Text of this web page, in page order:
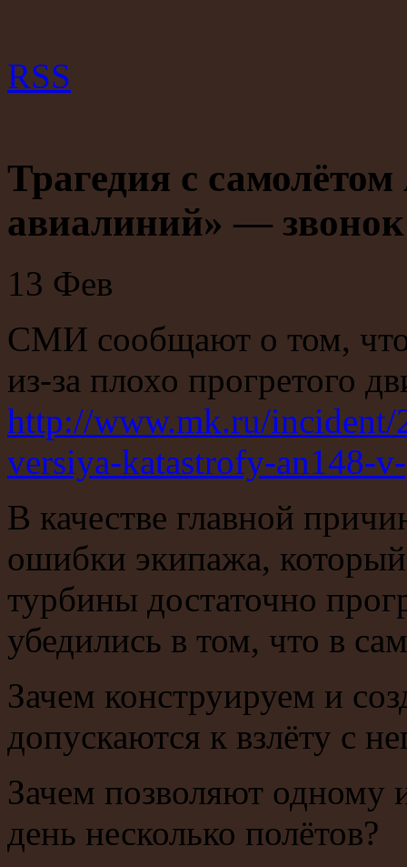
RSS
Трагедия с
авиалиний» — звонок
13 Фев
СМИ сообщают о том,
из-за плохо прогретого
http://www.mk.ru/incident/
versiya-katastrofy-an148-
В качестве главной
ошибки экипажа,
турбины достаточно
убедились в том, что в
Зачем конструируем и
допускаются к взлёту с
Зачем позволяют одному
день несколько полётов?